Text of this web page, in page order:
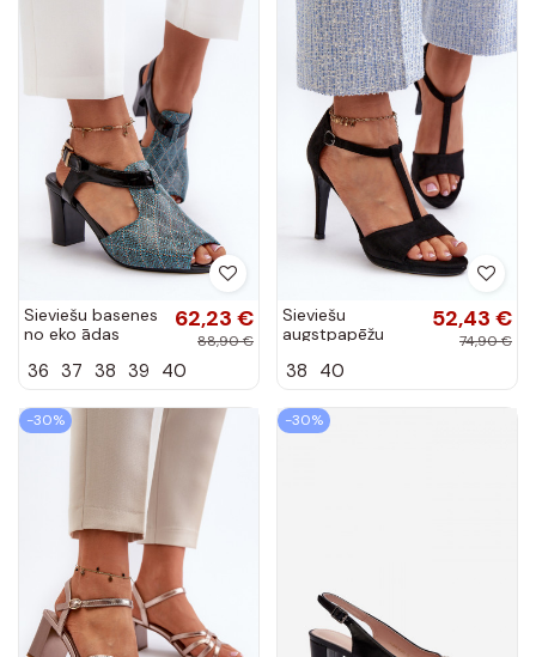
Sieviešu basenes
no eko ādas
Queenmarie
62,23 €
88,90 €
36 37 38 39 40
Sieviešu
augstpapēžu
izgatavotas no
Obdaria
52,43 €
74,90 €
38 40
-30% -30%